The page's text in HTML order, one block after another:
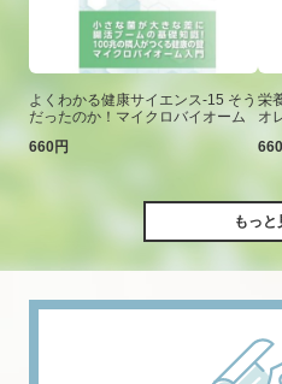
よくわかる健康サイエンス-15 そう
だったのか！マイクロバイオーム
660円
栄
オ
もっと